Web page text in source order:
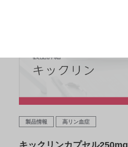
製品情報 高リン血症